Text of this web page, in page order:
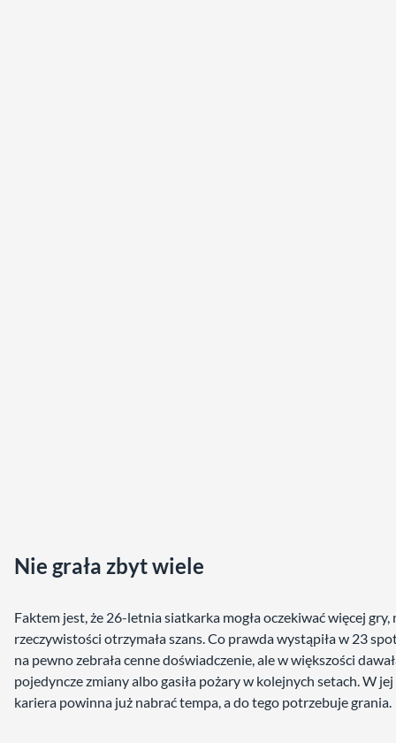
Nie grała zbyt wiele
Faktem jest, że 26-letnia siatkarka mogła oczekiwać więcej gry,
rzeczywistości otrzymała szans. Co prawda wystąpiła w 23
na pewno zebrała cenne doświadczenie, ale w większości
pojedyncze zmiany albo gasiła pożary w kolejnych setach. W
kariera powinna już nabrać tempa, a do tego potrzebuje grania.